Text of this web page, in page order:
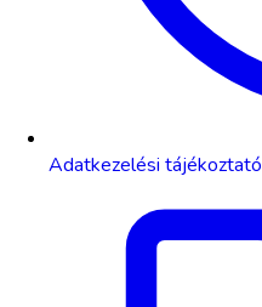
Adatkezelési tájékoztató